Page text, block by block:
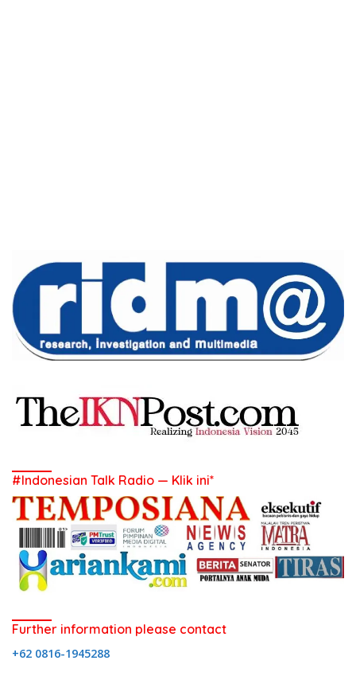
#Indonesian Talk Radio — Klik ini*
Further information please contact
+62 0816-1945288